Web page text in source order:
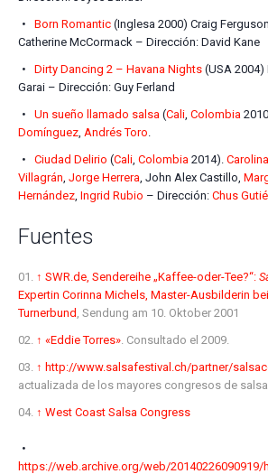
Born Romantic (Inglesa 2000) Craig
Catherine McCormack – Dirección: David Kane
Dirty Dancing 2 – Havana Nights (USA 2004)
Garai – Dirección: Guy Ferland
Un sueño llamado salsa (Cali ,Colombia
Domínguez Andrés Toro
Ciudad Delirio (Cali ,Colombia 2014).
Villagrán ,Jorge Herrera , John Alex Castillo,
Hernández ,Ingrid Rubio – Dirección:Chus
Fuentes
↑ SWR.de, Sendereihe „Kaffee-oder-Tee?“:
Expertin Corinna Michels, Master-Ausbilderin
Turnerbund , Sendung am 10. Oktober 2001
↑ «Eddie Torres» . Consultado el 2009
↑ http://www.salsafestival.ch/partner/
actualizada de los mayores congresos de
↑ West Coast Salsa Congress
https://web.archive.org/web/